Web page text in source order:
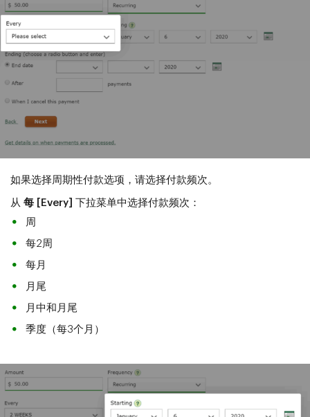
如果选择周期性付款选项，请选择付款频次。
从 每 [Every]
下拉菜单中选择付款频次：
周
每2周
每月
月尾
月中和月尾
季度（每3个月）